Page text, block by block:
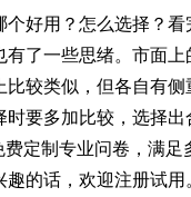
个好用？怎么选择？看
有了一些思绪。市面
比较类似，但各自有侧
要多加比较，选择出
定制专业问卷，满足
的话，欢迎注册试用